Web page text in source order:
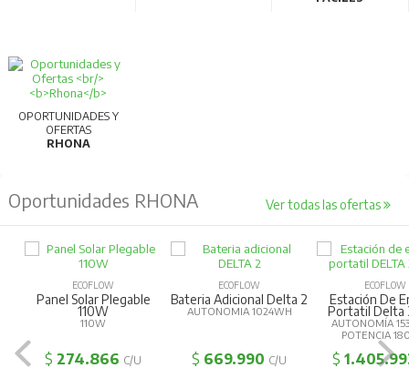
OPORTUNIDADES Y
OFERTAS
RHONA
Oportunidades RHONA Ver todas las ofertas
ECOFLOW
Panel Solar Plegable
110W
110W
$ 274.866 C/U
ECOFLOW
Bateria Adicional Delta 2
AUTONOMIA 1024WH
$ 669.990 C/U
ECOFLOW
Estación De
Portatil Delta
AUTONOMÍA
POTENCIA
$